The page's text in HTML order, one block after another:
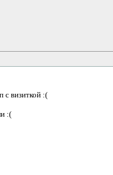
с визиткой :(
:(